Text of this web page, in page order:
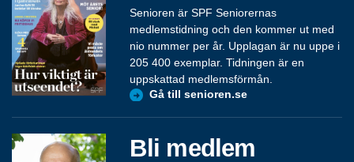
Senioren är SPF Seniorernas
medlemstidning och den kommer ut med
nio nummer per år. Upplagan är nu uppe i
205 400 exemplar. Tidningen är en
uppskattad medlemsförmån.
Gå till senioren.se
Bli medlem